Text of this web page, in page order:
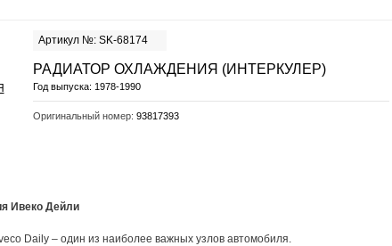
Артикул №: SK-68174
РАДИАТОР ОХЛАЖДЕНИЯ (ИНТЕРКУЛЕР)
Год выпуска: 1978-1990
Оригинальный номер: 93817393
Ивеко Дейли
Daily – один из наиболее важных узлов автомобиля.